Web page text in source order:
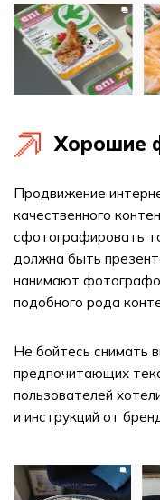
Хорошие
Продвижение
качественного
сфотографировать
должна быть
нанимают
подобного рода
Не бойтесь снимать
предпочитающих
пользователей
и инструкций от